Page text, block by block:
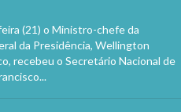
(21) o Ministro-chefe da
da Presidência, Wellington
recebeu o Secretário Nacional de